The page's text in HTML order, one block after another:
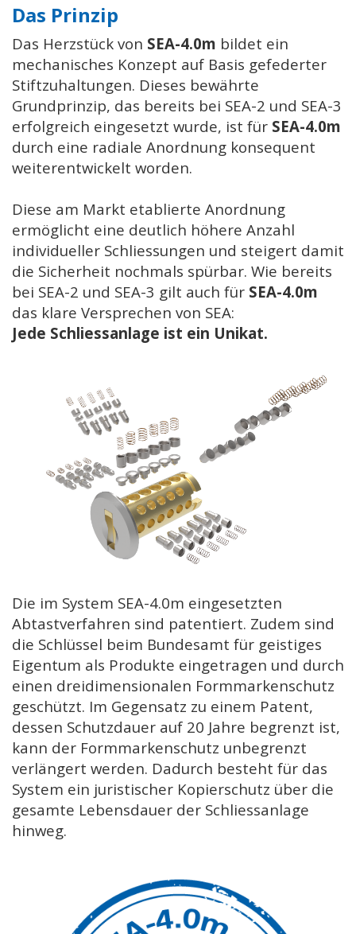
Das Prinzip
Das Herzstück von SEA-4.0m bildet ein
mechanisches Konzept auf Basis gefederter
Stiftzuhaltungen. Dieses bewährte
Grundprinzip, das bereits bei SEA-2 und SEA-3
erfolgreich eingesetzt wurde, ist für SEA-4.0m
durch eine radiale Anordnung konsequent
weiterentwickelt worden.
Diese am Markt etablierte Anordnung
ermöglicht eine deutlich höhere Anzahl
individueller Schliessungen und steigert damit
die Sicherheit nochmals spürbar. Wie bereits
bei SEA-2 und SEA-3 gilt auch für SEA-4.0m
das klare Versprechen von SEA:
Jede Schliessanlage ist ein Unikat.
Die im System SEA-4.0m eingesetzten
Abtastverfahren sind patentiert. Zudem sind
die Schlüssel beim Bundesamt für geistiges
Eigentum als Produkte eingetragen und durch
einen dreidimensionalen Formmarkenschutz
geschützt. Im Gegensatz zu einem Patent,
dessen Schutzdauer auf 20 Jahre begrenzt ist,
kann der Formmarkenschutz unbegrenzt
verlängert werden. Dadurch besteht für das
System ein juristischer Kopierschutz über die
gesamte Lebensdauer der Schliessanlage
hinweg.